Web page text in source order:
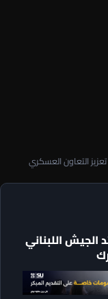
تعزيز التعاون العسكري
الجيش اللبناني